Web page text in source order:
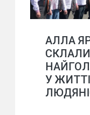
АЛЛА
СКЛАЛИ
У